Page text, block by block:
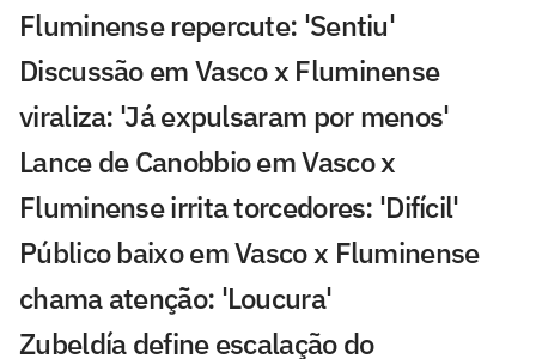
Fluminense repercute: 'Sentiu'
Discussão em Vasco x Fluminense
viraliza: 'Já expulsaram por menos'
Lance de Canobbio em Vasco x
Fluminense irrita torcedores: 'Difícil'
Público baixo em Vasco x Fluminense
chama atenção: 'Loucura'
Zubeldía define escalação do